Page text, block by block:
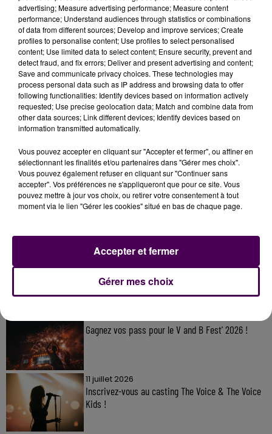
biens vendus en 2020 ou 2021 ne sera plus le même
en 2022, puisque les agents immobiliers
reconnaissent eux-mêmes, et ils nous le disent, qu'ils
n'ontplus rien à vendre, à tel point qu'ils sont
désormais amenés à démarcher des propriétaires
qui seraient vendeurs, face à une demande qui elle,
est toujours là". Ces"droits de mutations"
apparaissent dans le budget prévisionnel en hausse
de 130 millions d'euros qui sera débattu ce vendredi 21
Gagnez vos pass pour le V and B Fest' 2026 !
11 juillet 2026
Inscrivez-vous au casting The Voice & The Voice
Kids !
advertising; Measure advertising performance; Measure content
performance; Understand audiences through statistics or combinations
of data from different sources; Develop and improve services; Create
profiles to personalise content; Use profiles to select personalised
content; Use limited data to select content; Ensure security, prevent and
detect fraud, and fix errors; Deliver and present advertising and content;
Save and communicate privacy choices. These technologies may
process personal data such as IP address and browsing data to offer
following functionalities: Identify devices based on information actively
requested; Use precise geolocation data; Match and combine data from
other data sources; Link different devices; Identify devices based on
information transmitted automatically.
Vous pouvez accepter en cliquant sur "Accepter et fermer", ou affiner en
sélectionnant les finalités et/ou partenaires dans "Gérer mes choix".
Vous pouvez également refuser en cliquant sur "Continuer sans
accepter". Vos préférences ne s'appliqueront que pour ce site. Vous
pouvez mettre à jour vos choix, ou retirer votre consentement à tout
moment via le lien "Gérer les cookies" situé en bas de chaque page.
Gérer mes choix
Accepter et fermer